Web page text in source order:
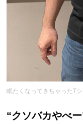
眠たくなってきちゃったT
“クソバカやべ